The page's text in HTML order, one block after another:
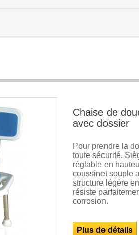
Chaise de
avec dossier
Pour prendre la
toute sécurité.
réglable en
coussinet souple
structure légère
résiste
corrosion.
Plus de détails